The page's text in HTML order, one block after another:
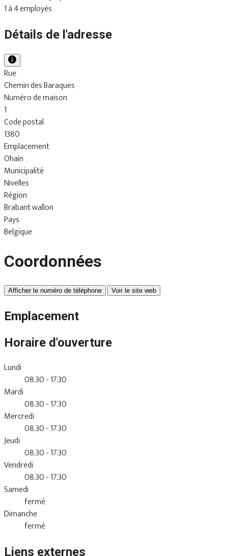
1 à 4 employés
Détails de l'adresse
Rue
Chemin des Baraques
Numéro de maison
1
Code postal
1380
Emplacement
Ohain
Municipalité
Nivelles
Région
Brabant wallon
Pays
Belgique
Coordonnées
Afficher le numéro de téléphone Voir le site web
Emplacement
Horaire d'ouverture
Lundi
08.30 - 17.30
Mardi
08.30 - 17.30
Mercredi
08.30 - 17.30
Jeudi
08.30 - 17.30
Vendredi
08.30 - 17.30
Samedi
fermé
Dimanche
fermé
Liens externes